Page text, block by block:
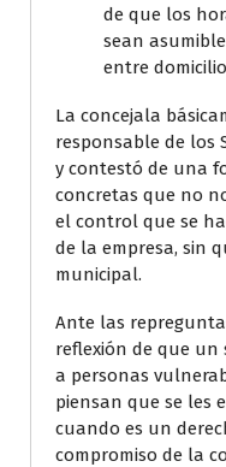
de que los
sean
entre
La concejala
responsable de los
y contestó de una
concretas que no
el control que se
de la empresa, sin
municipal.
Ante las
reflexión de que un
a personas
piensan que se les
cuando es un
compromiso de la